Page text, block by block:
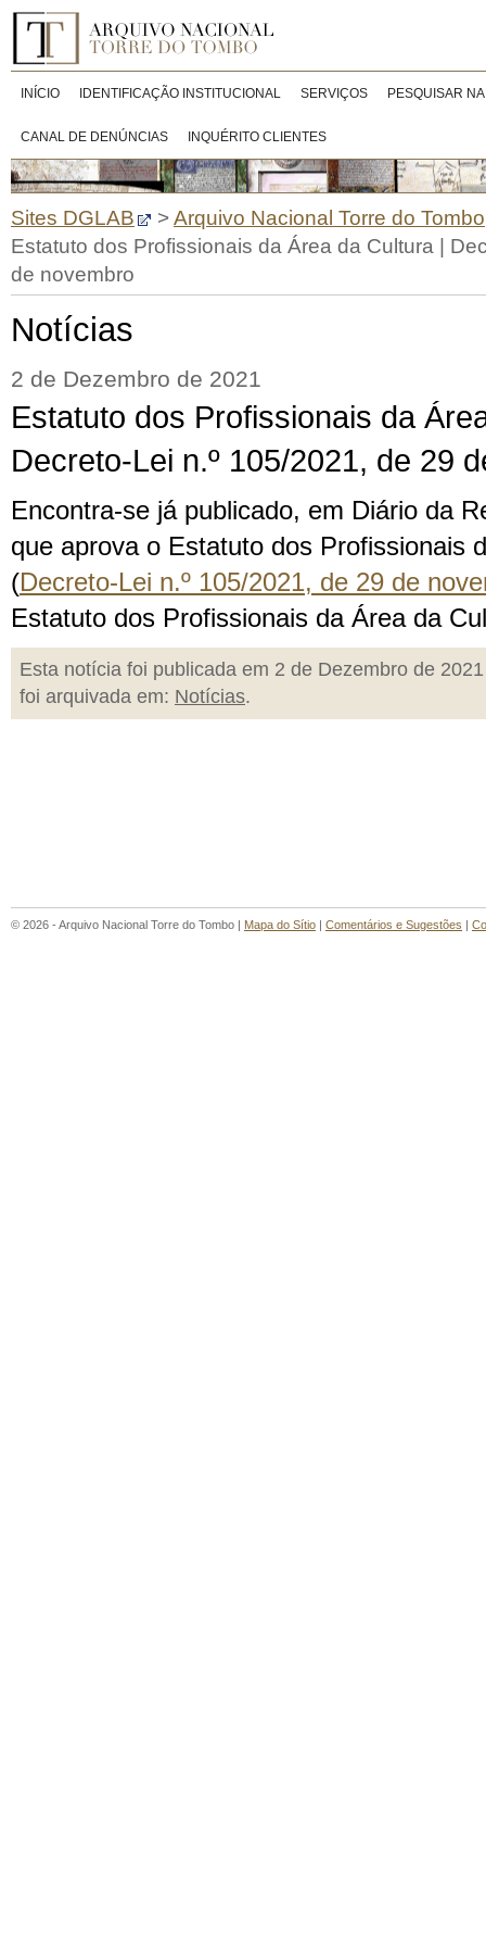
INÍCIO IDENTIFICAÇÃO INSTITUCIONAL SERVIÇOS PESQUISAR
CANAL DE DENÚNCIAS INQUÉRITO CLIENTES
Sites DGLAB >Arquivo Nacional Torre do Tombo
Estatuto dos Profissionais da Área da Cultura |
de novembro
Notícias
2 de Dezembro de 2021
Estatuto dos Profissionais da
Decreto-Lei n.º 105/2021, de 29
Encontra-se já publicado, em Diário da
que aprova o Estatuto dos Profissionais
(Decreto-Lei n.º 105/2021, de 29 de
Estatuto dos Profissionais da Área da
Esta notícia foi publicada em 2 de Dezembro de
foi arquivada em: Notícias.
© 2026 - Arquivo Nacional Torre do Tombo | Mapa do Sítio | Comentários e Sugestões |